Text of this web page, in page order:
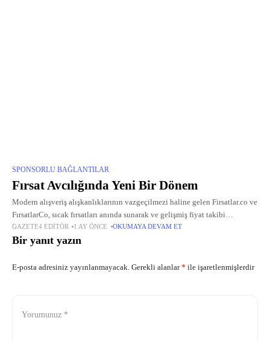
SPONSORLU BAĞLANTILAR
Fırsat Avcılığında Yeni Bir Dönem
Modern alışveriş alışkanlıklarının vazgeçilmezi haline gelen Firsatlar.co ve
FırsatlarCo, sıcak fırsatları anında sunarak ve gelişmiş fiyat takibi
mekanizmalarıyla kullanıcılara büyük kolaylık sağlıyor. Bu platformlar,
Amazon, Trendyol, Hepsiburada gibi önde gelen
GAZETE4 EDITÖR 1 AY ÖNCE OKUMAYA DEVAM ET
Bir yanıt yazın
E-posta adresiniz yayınlanmayacak. Gerekli alanlar* ile işaretlenmişlerdir